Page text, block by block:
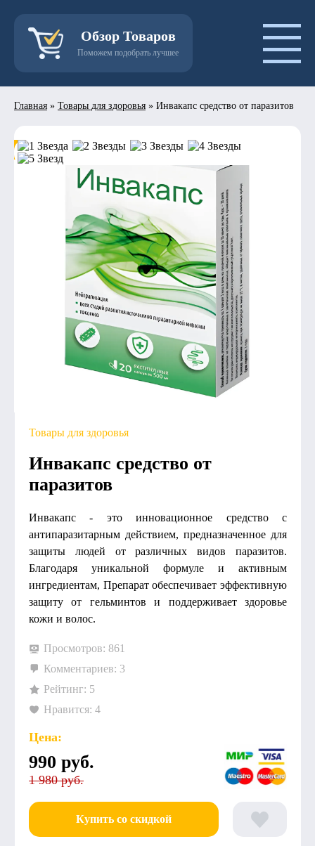
Обзор Товаров
Поможем подобрать лучшее
Главная » Товары для здоровья » Инвакапс средство от паразитов
- 50%
Товары для здоровья
Инвакапс средство от
паразитов
Инвакапс - это инновационное средство с
антипаразитарным действием, предназначенное для
защиты людей от различных видов паразитов.
Благодаря уникальной формуле и активным
ингредиентам, Препарат обеспечивает эффективную
защиту от гельминтов и поддерживает здоровье
кожи и волос.
Просмотров: 861
Комментариев: 3
Рейтинг: 5
Нравится: 4
Цена:
990 руб.
1 980 руб.
Купить со скидкой